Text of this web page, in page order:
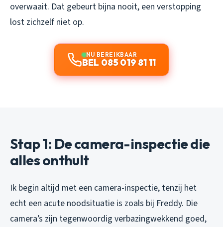
overwaait. Dat gebeurt bijna nooit, een verstopping
lost zichzelf niet op.
NU BEREIKBAAR
BEL 085 019 81 11
Stap 1: De camera-inspectie die
alles onthult
Ik begin altijd met een camera-inspectie, tenzij het
echt een acute noodsituatie is zoals bij Freddy. Die
camera’s zijn tegenwoordig verbazingwekkend goed,